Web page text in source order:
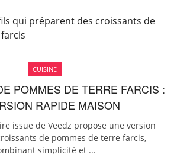
CUISINE
POMMES DE TERRE FARCIS :
RAPIDE MAISON
issue de Veedz propose une version
de pommes de terre farcis,
simplicité et ...